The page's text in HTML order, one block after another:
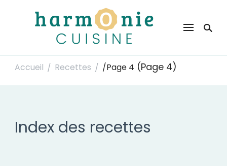
Harmonie Cuisine
Accueil / Recettes / /Page 4 (Page 4)
Index des recettes